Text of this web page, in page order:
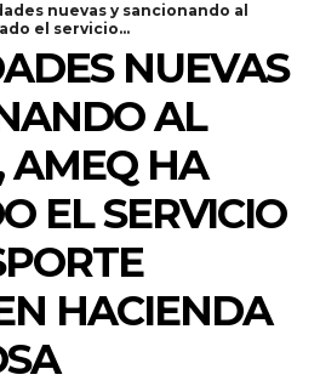
nuevas y sancionando al
el servicio...
NUEVAS
AL
AMEQ HA
EL SERVICIO
HACIENDA